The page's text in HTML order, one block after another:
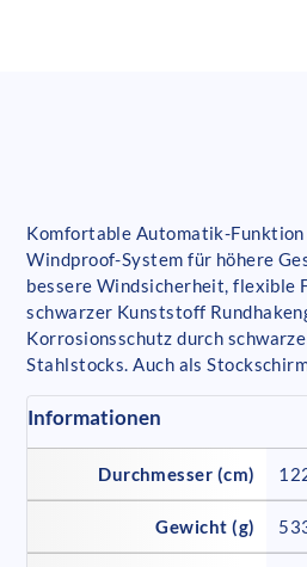
Komfortable Automatik-Funktion
Windproof-System für höhere
bessere Windsicherheit, flexible
schwarzer Kunststoff
Korrosionsschutz durch
Stahlstocks. Auch als
Informationen
Durchmesser (cm)
Gewicht (g)